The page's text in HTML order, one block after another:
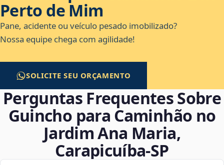
Perto de Mim
Pane, acidente ou veículo pesado imobilizado?
Nossa equipe chega com agilidade!
SOLICITE SEU ORÇAMENTO
Perguntas Frequentes Sobre
Guincho para Caminhão no
Jardim Ana Maria,
Carapicuíba‑SP